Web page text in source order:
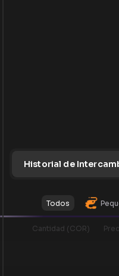
Historial de
Todos
Cantidad (COR)